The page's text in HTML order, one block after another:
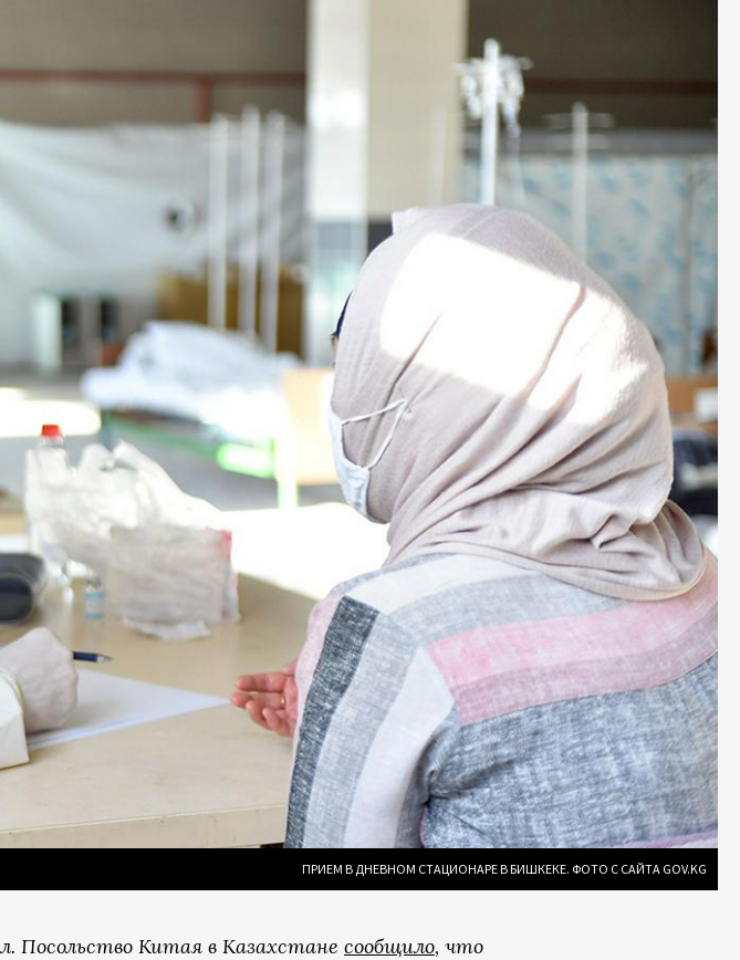
ПРИЕМ В ДНЕВНОМ СТАЦИОНАРЕ В БИШКЕКЕ. ФОТО С САЙТА GOV.KG
Посольство Китая в Казахстане сообщило, что